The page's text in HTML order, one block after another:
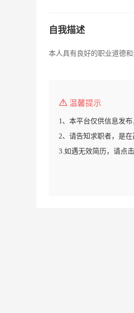
自我描述
本人具有良好的职业道德
温馨提示
1、本平台仅供信息发
2、请告知求职者，是在
3.如遇无效简历，请点